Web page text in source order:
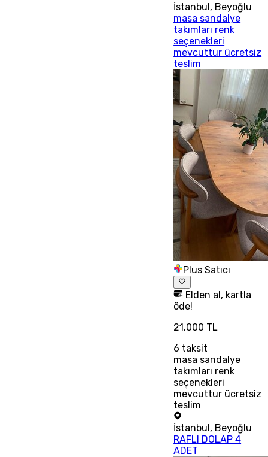
İstanbul, Beyoğlu
masa sandalye
takımları renk
seçenekleri
mevcuttur ücretsiz
teslim
Plus Satıcı
Elden al, kartla
öde!
21.000 TL
6 taksit
masa sandalye
takımları renk
seçenekleri
mevcuttur ücretsiz
teslim
İstanbul, Beyoğlu
RAFLI DOLAP 4
ADET